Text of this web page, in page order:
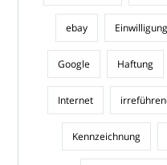
ebay Einwilligung
Google Haftung
Internet
Kennzeichnung